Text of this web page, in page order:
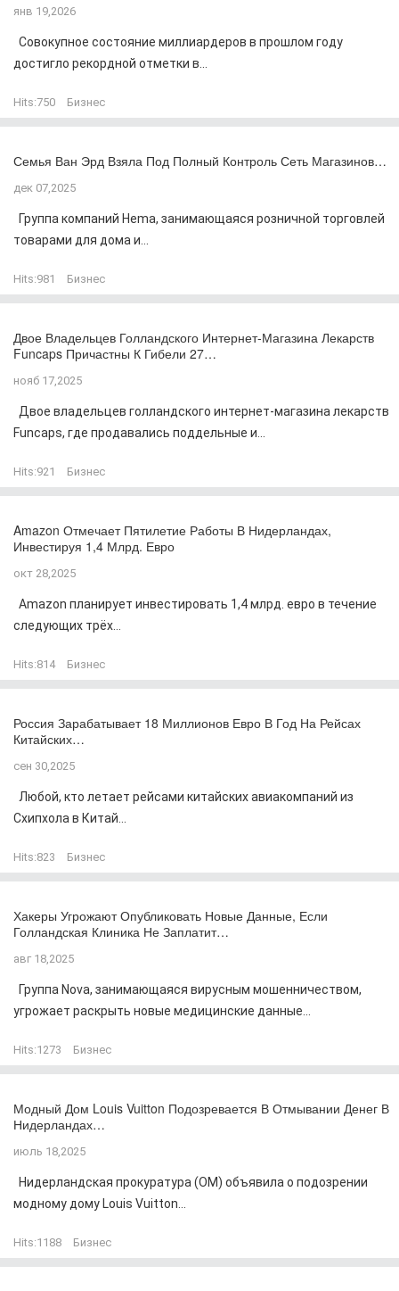
янв 19,2026
Совокупное состояние миллиардеров в прошлом году
достигло рекордной отметки в...
Hits:750 Бизнес
Семья Ван Эрд Взяла Под Полный Контроль Сеть Магазинов…
дек 07,2025
Группа компаний Hema, занимающаяся розничной торговлей
товарами для дома и...
Hits:981 Бизнес
Двое Владельцев Голландского Интернет-Магазина Лекарств
Funcaps Причастны К Гибели 27…
нояб 17,2025
Двое владельцев голландского интернет-магазина лекарств
Funcaps, где продавались поддельные и...
Hits:921 Бизнес
Amazon Отмечает Пятилетие Работы В Нидерландах,
Инвестируя 1,4 Млрд. Евро
окт 28,2025
Amazon планирует инвестировать 1,4 млрд. евро в течение
следующих трёх...
Hits:814 Бизнес
Россия Зарабатывает 18 Миллионов Евро В Год На Рейсах
Китайских…
сен 30,2025
Любой, кто летает рейсами китайских авиакомпаний из
Схипхола в Китай...
Hits:823 Бизнес
Хакеры Угрожают Опубликовать Новые Данные, Если
Голландская Клиника Не Заплатит…
авг 18,2025
Группа Nova, занимающаяся вирусным мошенничеством,
угрожает раскрыть новые медицинские данные...
Hits:1273 Бизнес
Модный Дом Louis Vuitton Подозревается В Отмывании Денег В
Нидерландах…
июль 18,2025
Нидерландская прокуратура (OM) объявила о подозрении
модному дому Louis Vuitton...
Hits:1188 Бизнес